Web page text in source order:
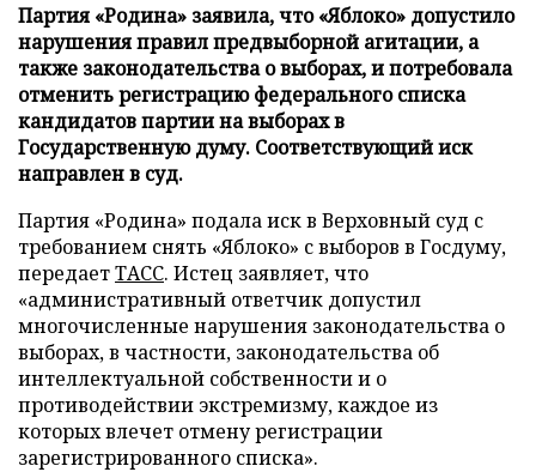
Партия «Родина» заявила, что «Яблоко» допустило
нарушения правил предвыборной агитации, а
также законодательства о выборах, и потребовала
отменить регистрацию федерального списка
кандидатов партии на выборах в
Государственную думу. Соответствующий иск
направлен в суд.
Партия «Родина» подала иск в Верховный суд с
требованием снять «Яблоко» с выборов в Госдуму,
передаетТАСС. Истец заявляет, что
«административный ответчик допустил
многочисленные нарушения законодательства о
выборах, в частности, законодательства об
интеллектуальной собственности и о
противодействии экстремизму, каждое из
которых влечет отмену регистрации
зарегистрированного списка».